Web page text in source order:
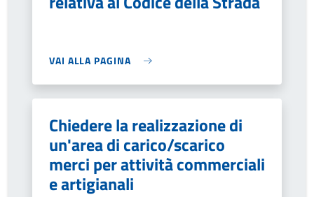
VAI ALLA PAGINA
Chiedere la realizzazione di
un'area di carico/scarico
merci per attività commerciali
e artigianali